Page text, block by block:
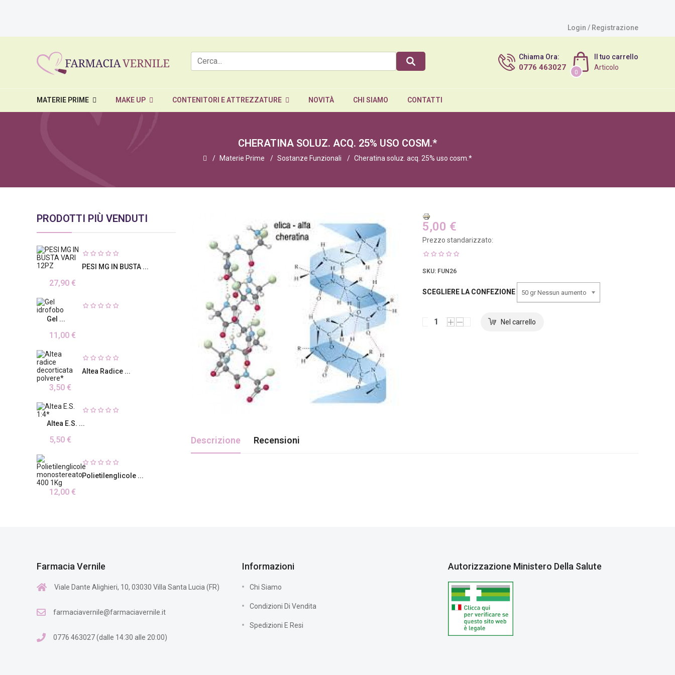
Login / Registrazione
Il tuo carrello
0
Articolo
Chiama Ora:
0776 463027
MATERIE PRIME MAKE UP CONTENITORI E ATTREZZATURE NOVITÀ CHI SIAMO CONTATTI
CHERATINA SOLUZ. ACQ. 25% USO COSM.*
Materie Prime Sostanze Funzionali Cheratina soluz. acq. 25% uso cosm.*
PRODOTTI PIÙ VENDUTI
PESI MG IN BUSTA ...
27,90 €
Gel ...
11,00 €
Altea Radice ...
3,50 €
Altea E.S. ...
5,50 €
Polietilenglicole ...
12,00 €
5,00 €
Prezzo standarizzato:
SKU: FUN26
SCEGLIERE LA CONFEZIONE 50 gr Nessun aumento
Descrizione Recensioni
Farmacia Vernile
Viale Dante Alighieri, 10, 03030 Villa Santa Lucia (FR)
farmaciavernile@farmaciavernile.it
0776 463027 (dalle 14:30 alle 20:00)
Informazioni
Chi Siamo
Condizioni Di Vendita
Spedizioni E Resi
Autorizzazione Ministero Della Salute